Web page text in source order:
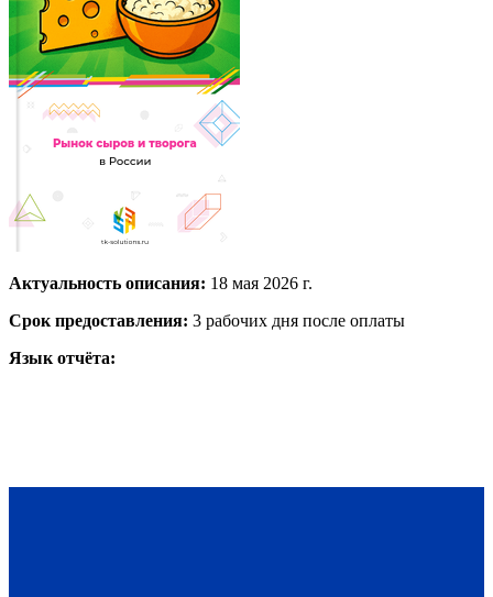
Актуальность описания: 18 мая 2026 г.
Срок предоставления: 3 рабочих дня после оплаты
Язык отчёта: